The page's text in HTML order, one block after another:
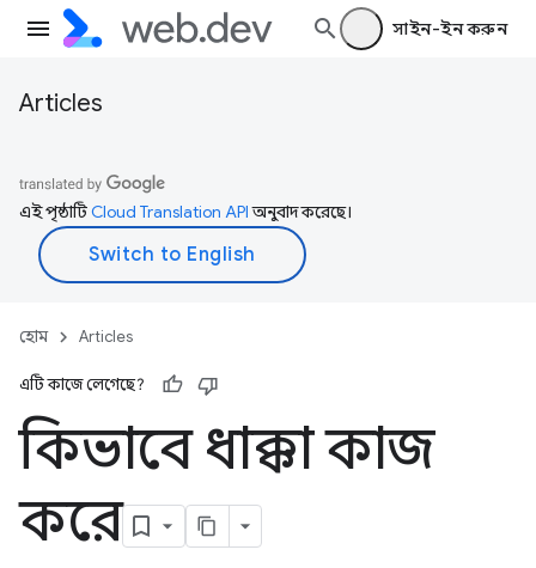
সাইন-ইন করুন
Articles
এই পৃষ্ঠাটিCloud Translation APIঅনুবাদ করেছে।
হোম Articles
এটি কাজে লেগেছে?
কিভাবে ধাক্কা কাজ
করে